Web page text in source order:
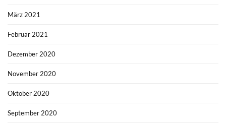
März 2021
Februar 2021
Dezember 2020
November 2020
Oktober 2020
September 2020